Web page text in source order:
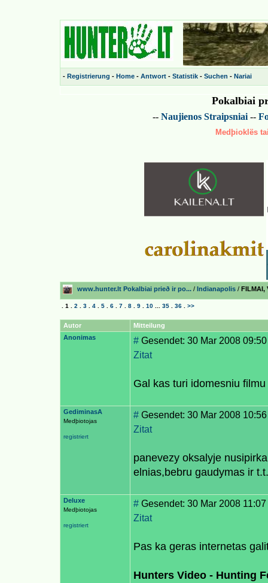
- Registrierung - Home - Antwort - Statistik - Suchen - Nariai
Pokalbiai
-- Naujienos Straipsniai--
Medþioklës
www.hunter.lt Pokalbiai prieð ir po... / Indianapolis / FILMAI,
1 2 3 4 5 6 7 8 9 10 35 36 >>
Autor
Mitteilung
Anonimas
# Gesendet: 30 Mar 2008 09:50
Zitat
Gal kas turi idomesniu
GediminasA
Medþiotojas
registriert
# Gesendet: 30 Mar 2008 10:56
Zitat
panevezy oksalyje
elnias,bebru gaudymas ir
Deluxe
Medþiotojas
registriert
# Gesendet: 30 Mar 2008 11:07
Zitat
Pas ka geras internetas
Hunters Video - Hunting